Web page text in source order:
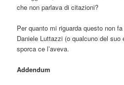
che non parlava di citazioni?
Per quanto mi riguarda questo non
Daniele Luttazzi (o qualcuno del suo
sporca ce l’aveva.
Addendum